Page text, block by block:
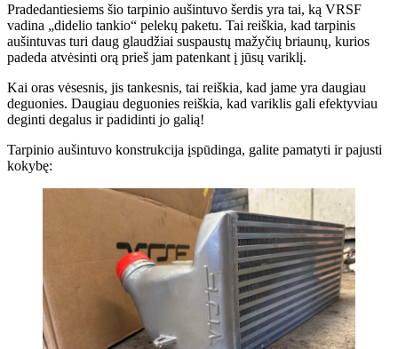
Pradedantiesiems šio tarpinio aušintuvo šerdis yra tai, ką VRSF
vadina „didelio tankio“ pelekų paketu. Tai reiškia, kad tarpinis
aušintuvas turi daug glaudžiai suspaustų mažyčių briaunų, kurios
padeda atvėsinti orą prieš jam patenkant į jūsų variklį.
Kai oras vėsesnis, jis tankesnis, tai reiškia, kad jame yra daugiau
deguonies. Daugiau deguonies reiškia, kad variklis gali efektyviau
deginti degalus ir padidinti jo galią!
Tarpinio aušintuvo konstrukcija įspūdinga, galite pamatyti ir pajusti
kokybę: